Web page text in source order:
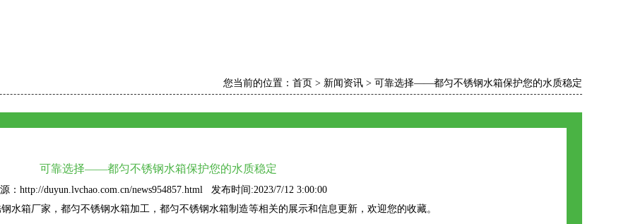
您当前的位置： 首页 > 新闻资讯 > 可靠选择——都匀不锈钢水箱保护您的水质稳定
可靠选择——都匀不锈钢水箱保护您的水质稳定
：http://duyun.lvchao.com.cn/news954857.html 发布时间:2023/7/12 3:00:00
水箱厂家 ，都匀不锈钢水箱加工，都匀不锈钢水箱制造等相关的展示和信息更新，欢迎您的收藏。